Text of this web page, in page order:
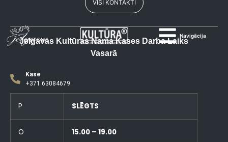
Navigācija
VISI KONTAKTI
Jelgavas Kultūras Nama Kases Darba Laiks
Vasarā
Kase
+371 63084679
P SLĒGTS
O 15.00 – 19.00